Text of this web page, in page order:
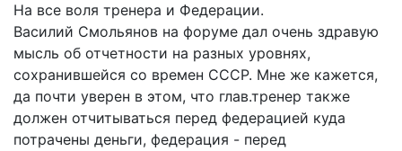
На все воля тренера и Федерации.
Василий Смольянов на форуме дал очень здравую
мысль об отчетности на разных уровнях,
сохранившейся со времен СССР. Мне же кажется,
да почти уверен в этом, что глав.тренер также
должен отчитываться перед федерацией куда
потрачены деньги, федерация - перед